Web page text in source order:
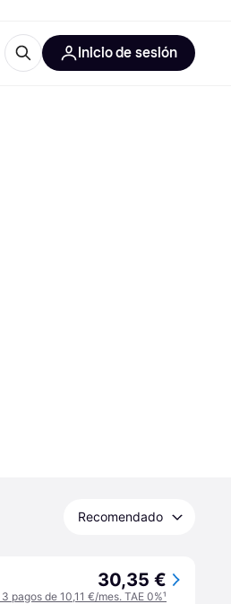
Inicio de sesión
Recomendado
30,35 €
3 pagos de 10,11 €/mes. TAE 0%¹